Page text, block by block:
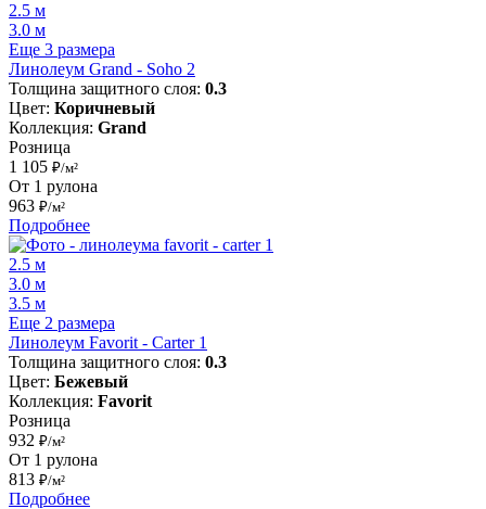
2.5 м
3.0 м
Еще 3 размера
Линолеум Grand - Soho 2
Толщина защитного слоя: 0.3
Цвет: Коричневый
Коллекция: Grand
Розница
1 105 ₽/м²
От 1 рулона
963 ₽/м²
Подробнее
2.5 м
3.0 м
3.5 м
Еще 2 размера
Линолеум Favorit - Carter 1
Толщина защитного слоя: 0.3
Цвет: Бежевый
Коллекция: Favorit
Розница
932 ₽/м²
От 1 рулона
813 ₽/м²
Подробнее